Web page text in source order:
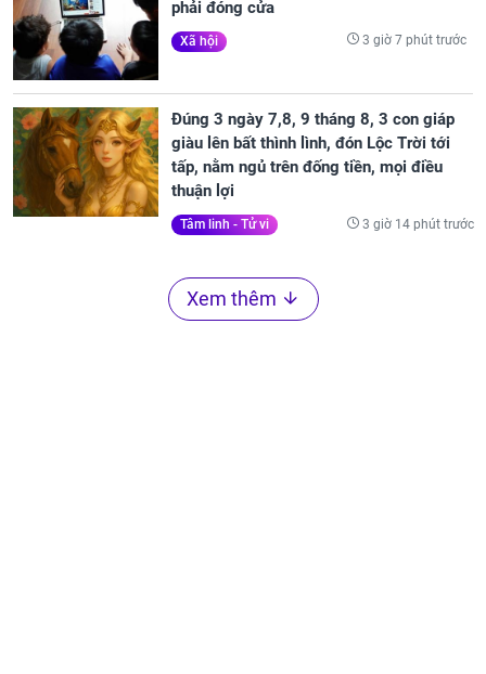
phải đóng cửa
Xã hội 3 giờ 7 phút trước
Đúng 3 ngày 7,8, 9 tháng 8, 3 con giáp
giàu lên bất thình lình, đón Lộc Trời tới
tấp, nằm ngủ trên đống tiền, mọi điều
thuận lợi
Tâm linh - Tử vi 3 giờ 14 phút trước
Xem thêm